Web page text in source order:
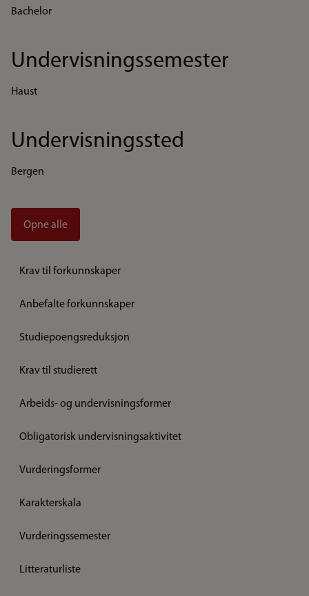
Bachelor
Undervisningssemester
Haust
Undervisningssted
Bergen
Opne alle
Krav til forkunnskaper
Anbefalte forkunnskaper
Studiepoengsreduksjon
Krav til studierett
Arbeids- og undervisningsformer
Obligatorisk undervisningsaktivitet
Vurderingsformer
Karakterskala
Vurderingssemester
Litteraturliste